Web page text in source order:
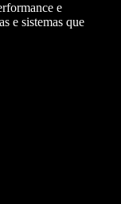
e
e sistemas que